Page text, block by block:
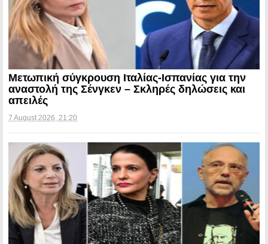
Μετωπική σύγκρουση Ιταλίας-Ισπανίας για την
αναστολή της Σένγκεν – Σκληρές δηλώσεις και
απειλές
7 August 2026, 21:20